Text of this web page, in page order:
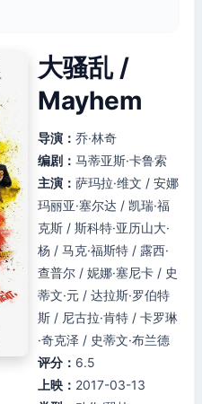
大骚乱 /
Mayhem
导演： 乔·林奇
编剧： 马蒂亚斯·卡鲁索
主演： 萨玛拉·维文 / 安娜
玛丽亚·塞尔达 / 凯瑞·福
克斯 / 斯科特·亚历山大·
杨 / 马克·福斯特 / 露西·
查普尔 / 妮娜·塞尼卡 / 史
蒂文·元 / 达拉斯·罗伯特
斯 / 尼古拉·肯特 / 卡罗琳
·奇克泽 / 史蒂文·布兰德
评分： 6.5
上映： 2017-03-13